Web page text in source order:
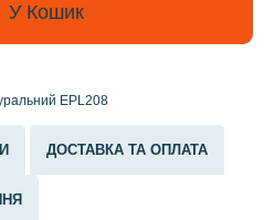
У Кошик
EPL208
ДОСТАВКА ТА ОПЛАТА